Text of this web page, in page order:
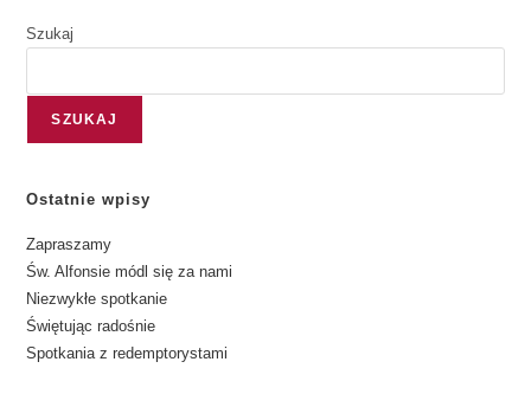
Szukaj
SZUKAJ
Ostatnie wpisy
Zapraszamy
Św. Alfonsie módl się za nami
Niezwykłe spotkanie
Świętując radośnie
Spotkania z redemptorystami